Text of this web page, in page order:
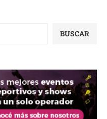
BUSCAR